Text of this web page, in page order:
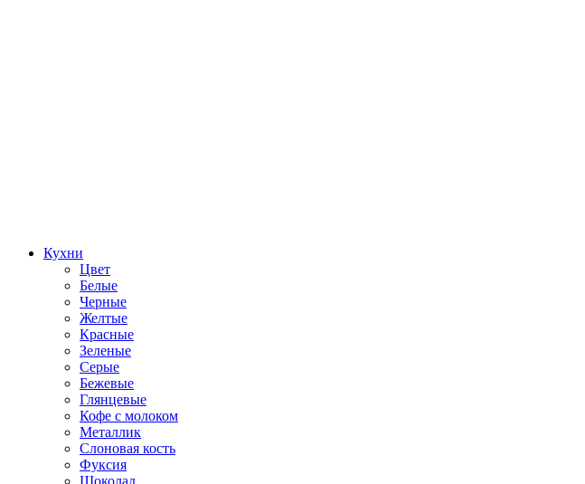
Кухни
Цвет
Белые
Черные
Желтые
Красные
Зеленые
Серые
Бежевые
Глянцевые
Кофе с молоком
Металлик
Слоновая кость
Фуксия
Шоколад